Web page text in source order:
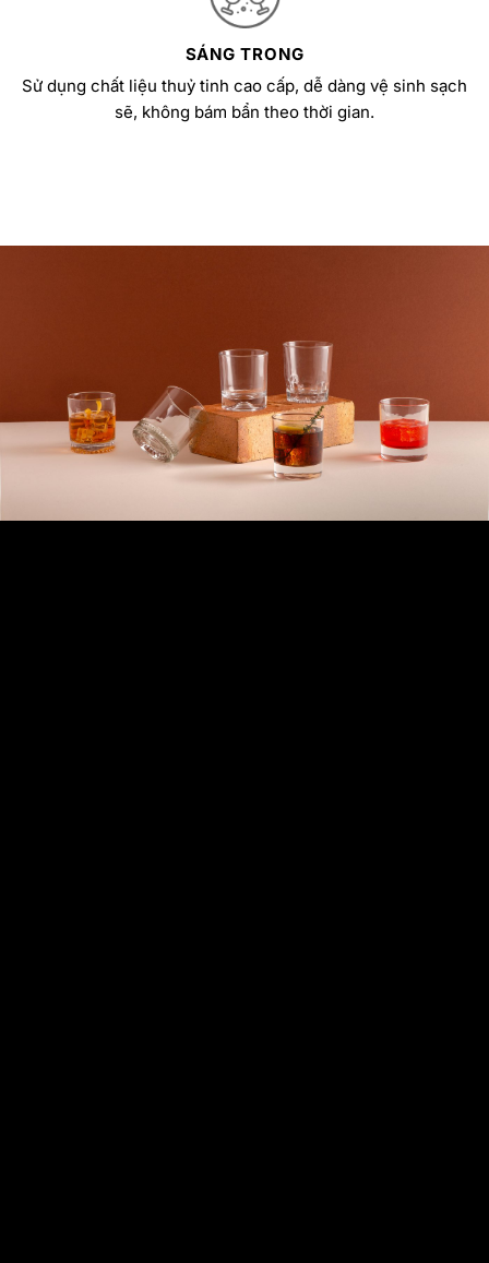
SÁNG TRONG
Sử dụng chất liệu thuỷ tinh cao cấp, dễ dàng vệ sinh sạch
sẽ, không bám bẩn theo thời gian.